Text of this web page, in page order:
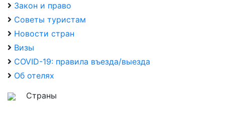
Закон и право
Советы туристам
Новости стран
Визы
COVID-19: правила въезда/выезда
Об отелях
Страны